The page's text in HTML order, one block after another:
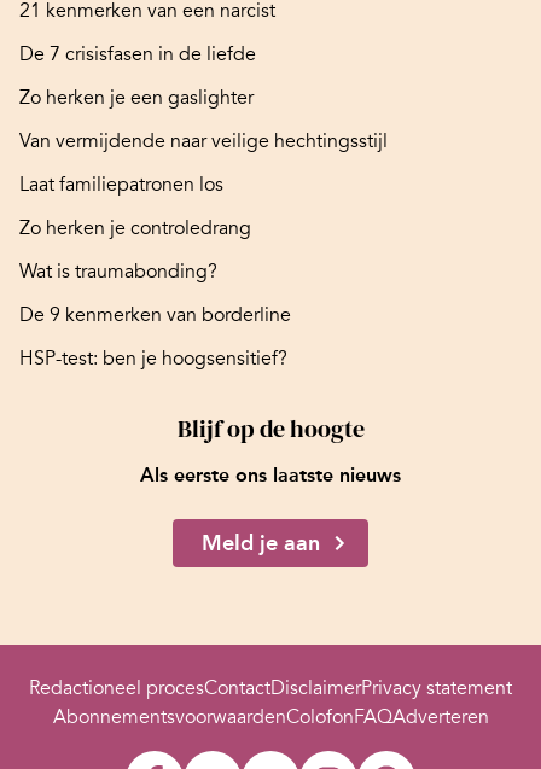
21 kenmerken van een narcist
De 7 crisisfasen in de liefde
Zo herken je een gaslighter
Van vermijdende naar veilige hechtingsstijl
Laat familiepatronen los
Zo herken je controledrang
Wat is traumabonding?
De 9 kenmerken van borderline
HSP-test: ben je hoogsensitief?
Blijf op de hoogte
Als eerste ons laatste nieuws
Meld je aan
Redactioneel procesContactDisclaimerPrivacy statement
AbonnementsvoorwaardenColofonFAQAdverteren